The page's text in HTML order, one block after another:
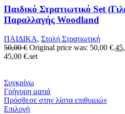
Παιδικό Στρατιωτικό Set
Παραλλαγής Woodland
ΠΑΙΔΙΚΑ, Στολή Στρατιωτική
50,00€ Original price was: 50,00 €.
45,00 €.set
Συγκρίνω
Γρήγορη ματιά
Πρόσθεσε στην λίστα επιθυμιών
Επιλογή